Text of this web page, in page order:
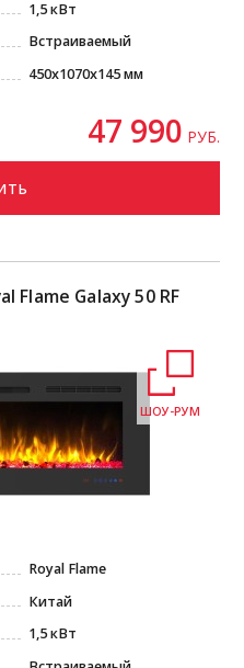
1,5 кВт
Встраиваемый
450х1070х145 мм
47 990 РУБ.
Flame Galaxy 50 RF
ШОУ-РУМ
Royal Flame
Китай
1,5 кВт